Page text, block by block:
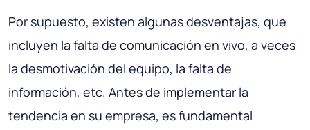
Por supuesto, existen algunas desventajas, que
incluyen la falta de comunicación en vivo, a veces
la desmotivación del equipo, la falta de
información, etc. Antes de implementar la
tendencia en su empresa, es fundamental